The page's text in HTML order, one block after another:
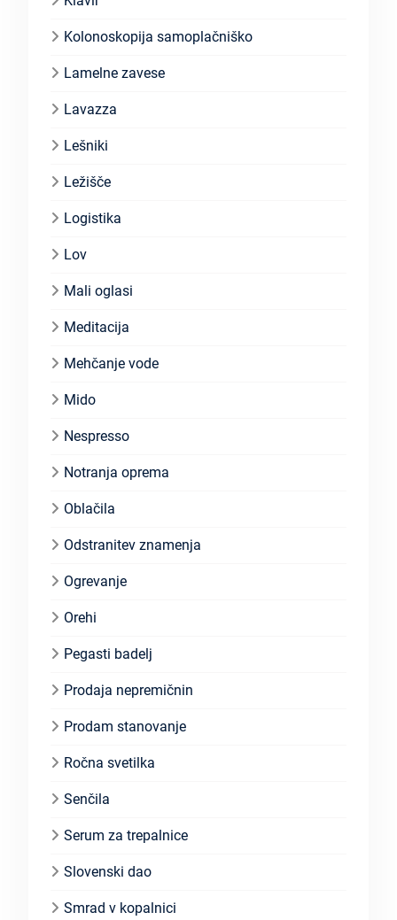
Kolonoskopija samoplačniško
Lamelne zavese
Lavazza
Lešniki
Ležišče
Logistika
Lov
Mali oglasi
Meditacija
Mehčanje vode
Mido
Nespresso
Notranja oprema
Oblačila
Odstranitev znamenja
Ogrevanje
Orehi
Pegasti badelj
Prodaja nepremičnin
Prodam stanovanje
Ročna svetilka
Senčila
Serum za trepalnice
Slovenski dao
Smrad v kopalnici